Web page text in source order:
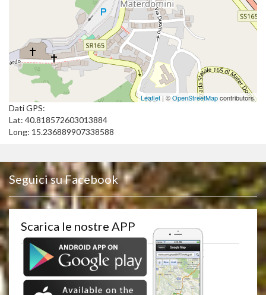
Leaflet | ©OpenStreetMapcontributors
Dati GPS:
Lat: 40.818572603013884
Long: 15.236889907338588
Seguici su Facebook
Scarica le nostre APP